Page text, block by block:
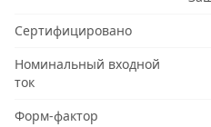
Сертифицировано
Номинальный входной
ток
Форм-фактор